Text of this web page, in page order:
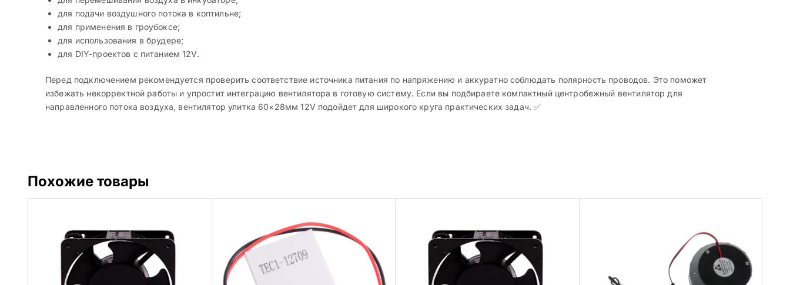
для подачи воздушного потока в коптильне;
для применения в гроубоксе;
для использования в брудере;
для DIY-проектов с питанием 12V.
Перед подключением рекомендуется проверить соответствие источника питания по напряжению и аккуратно соблюдать полярность проводов. Это поможет
избежать некорректной работы и упростит интеграцию вентилятора в готовую систему. Если вы подбираете компактный центробежный вентилятор для
направленного потока воздуха, вентилятор улитка 60×28мм 12V подойдет для широкого круга практических задач. ✅
Похожие товары